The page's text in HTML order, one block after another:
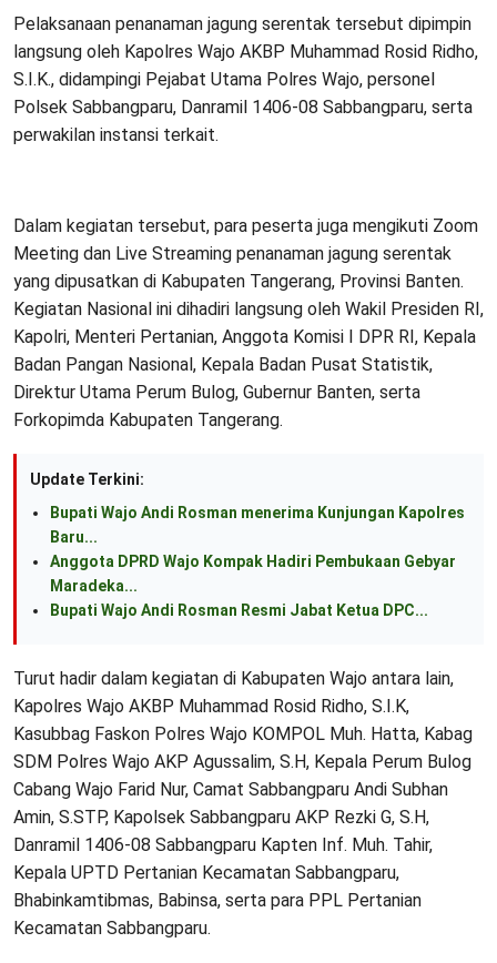
Pelaksanaan penanaman jagung serentak tersebut dipimpin
langsung oleh Kapolres Wajo AKBP Muhammad Rosid Ridho,
S.I.K., didampingi Pejabat Utama Polres Wajo, personel
Polsek Sabbangparu, Danramil 1406-08 Sabbangparu, serta
perwakilan instansi terkait.
Dalam kegiatan tersebut, para peserta juga mengikuti Zoom
Meeting dan Live Streaming penanaman jagung serentak
yang dipusatkan di Kabupaten Tangerang, Provinsi Banten.
Kegiatan Nasional ini dihadiri langsung oleh Wakil Presiden RI,
Kapolri, Menteri Pertanian, Anggota Komisi I DPR RI, Kepala
Badan Pangan Nasional, Kepala Badan Pusat Statistik,
Direktur Utama Perum Bulog, Gubernur Banten, serta
Forkopimda Kabupaten Tangerang.
Update Terkini:
Bupati Wajo Andi Rosman menerima Kunjungan Kapolres
Baru...
Anggota DPRD Wajo Kompak Hadiri Pembukaan Gebyar
Maradeka...
Bupati Wajo Andi Rosman Resmi Jabat Ketua DPC...
Turut hadir dalam kegiatan di Kabupaten Wajo antara lain,
Kapolres Wajo AKBP Muhammad Rosid Ridho, S.I.K,
Kasubbag Faskon Polres Wajo KOMPOL Muh. Hatta, Kabag
SDM Polres Wajo AKP Agussalim, S.H, Kepala Perum Bulog
Cabang Wajo Farid Nur, Camat Sabbangparu Andi Subhan
Amin, S.STP, Kapolsek Sabbangparu AKP Rezki G, S.H,
Danramil 1406-08 Sabbangparu Kapten Inf. Muh. Tahir,
Kepala UPTD Pertanian Kecamatan Sabbangparu,
Bhabinkamtibmas, Babinsa, serta para PPL Pertanian
Kecamatan Sabbangparu.